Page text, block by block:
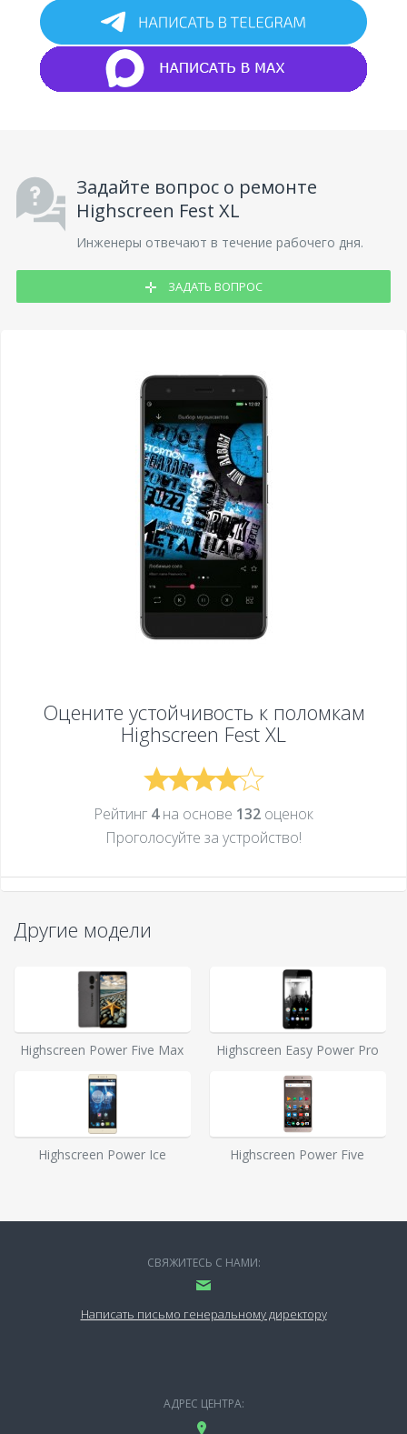
Задайте вопрос о ремонте
Highscreen Fest XL
Инженеры отвечают в течение рабочего дня.
ЗАДАТЬ ВОПРОС
Оцените устойчивость к поломкам
Highscreen Fest XL
Рейтинг 4на основе 132 оценок
Проголосуйте за устройcтво!
Другие модели
Highscreen Power Five Max Highscreen Easy Power Pro
Highscreen Power Ice Highscreen Power Five
СВЯЖИТЕСЬ С НАМИ:
Написать письмо генеральному директору
АДРЕС ЦЕНТРА: